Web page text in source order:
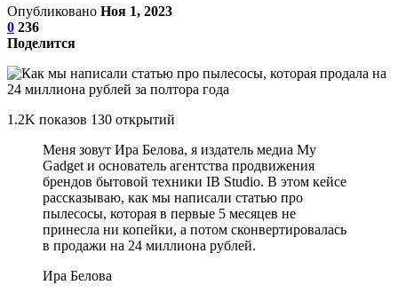
Опубликовано Ноя 1, 2023
0 236
Поделится
1.2K показов 130 открытий
Меня зовут Ира Белова, я издатель медиа My
Gadget и основатель агентства продвижения
брендов бытовой техники IB Studio. В этом кейсе
рассказываю, как мы написали статью про
пылесосы, которая в первые 5 месяцев не
принесла ни копейки, а потом сконвертировалась
в продажи на 24 миллиона рублей.
Ира Белова